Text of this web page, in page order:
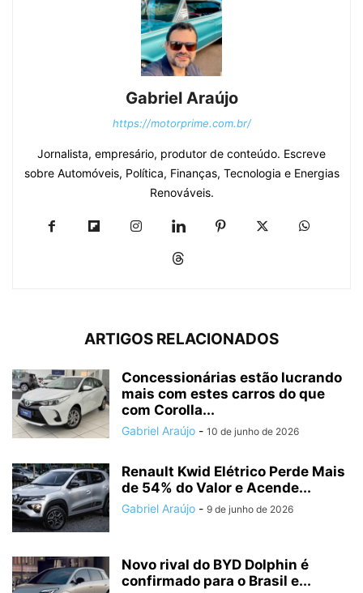
Gabriel Araújo
https://motorprime.com.br/
Jornalista, empresário, produtor de conteúdo. Escreve
sobre Automóveis, Política, Finanças, Tecnologia e Energias
Renováveis.
ARTIGOS RELACIONADOS
Concessionárias estão lucrando
mais com estes carros do que
com Corolla...
Gabriel Araújo - 10 de junho de 2026
Renault Kwid Elétrico Perde Mais
de 54% do Valor e Acende...
Gabriel Araújo - 9 de junho de 2026
Novo rival do BYD Dolphin é
confirmado para o Brasil e...